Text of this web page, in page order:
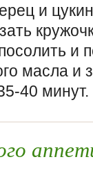
и
и
масла и
40